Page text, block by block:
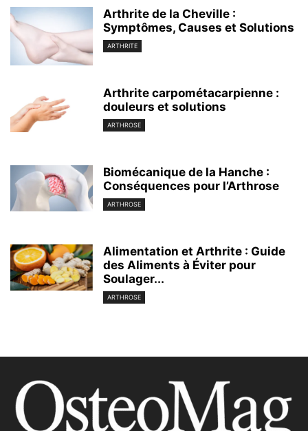
Arthrite de la Cheville :
Symptômes, Causes et Solutions
ARTHRITE
Arthrite carpométacarpienne :
douleurs et solutions
ARTHROSE
Biomécanique de la Hanche :
Conséquences pour l’Arthrose
ARTHROSE
Alimentation et Arthrite : Guide
des Aliments à Éviter pour
Soulager...
ARTHROSE